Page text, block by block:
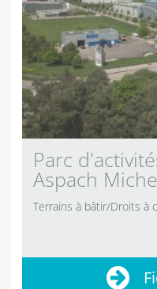
Parc
Aspach
Terrains à bâtir/Droits à